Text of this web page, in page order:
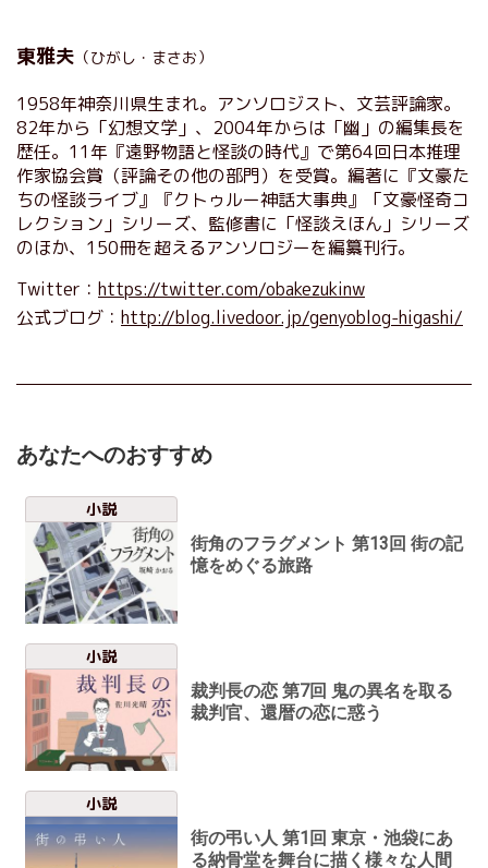
東雅夫 （ひがし・まさお）
1958年神奈川県生まれ。アンソロジスト、文芸評論家。
82年から「幻想文学」、2004年からは「幽」の編集長を
歴任。11年『遠野物語と怪談の時代』で第64回日本推理
作家協会賞（評論その他の部門）を受賞。編著に『文豪た
ちの怪談ライブ』『クトゥルー神話大事典』「文豪怪奇コ
レクション」シリーズ、監修書に「怪談えほん」シリーズ
のほか、150冊を超えるアンソロジーを編纂刊行。
Twitter： https://twitter.com/obakezukinw
公式ブログ： http://blog.livedoor.jp/genyoblog-higashi/
あなたへのおすすめ
小説
街角のフラグメント 第13回 街の記
憶をめぐる旅路
小説
裁判長の恋 第7回 鬼の異名を取る
裁判官、還暦の恋に惑う
小説
街の弔い人 第1回 東京・池袋にあ
る納骨堂を舞台に描く様々な人間